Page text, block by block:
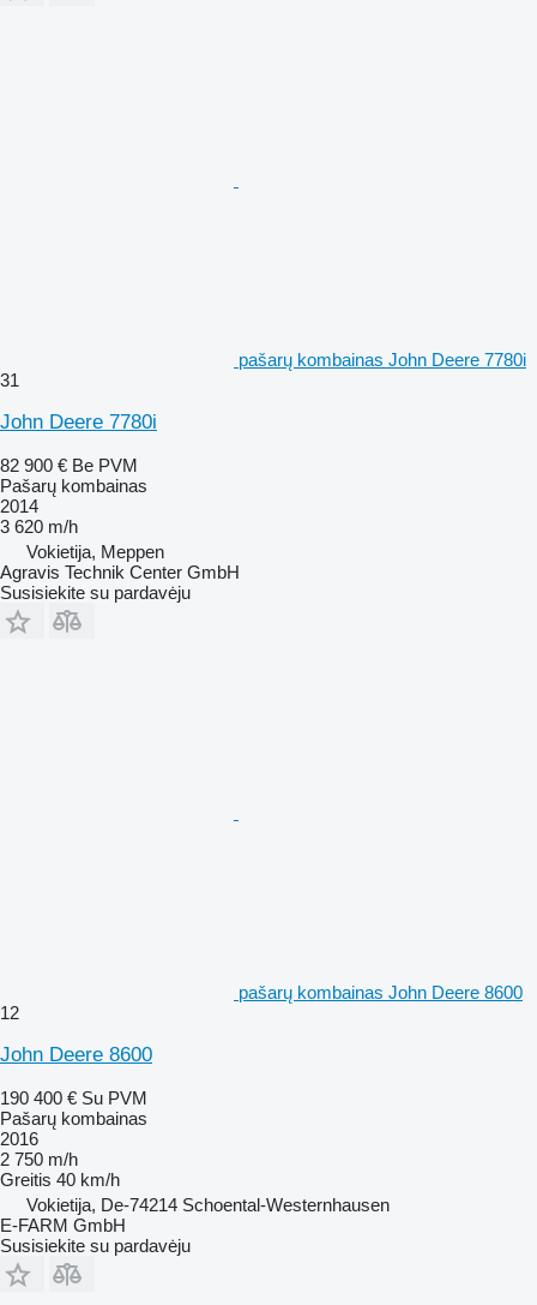
pašarų kombainas John Deere 7780i
31
John Deere 7780i
82 900 € Be PVM
Pašarų kombainas
2014
3 620 m/h
Vokietija, Meppen
Agravis Technik Center GmbH
Susisiekite su pardavėju
pašarų kombainas John Deere 8600
12
John Deere 8600
190 400 € Su PVM
Pašarų kombainas
2016
2 750 m/h
Greitis 40 km/h
Vokietija, De-74214 Schoental-Westernhausen
E-FARM GmbH
Susisiekite su pardavėju